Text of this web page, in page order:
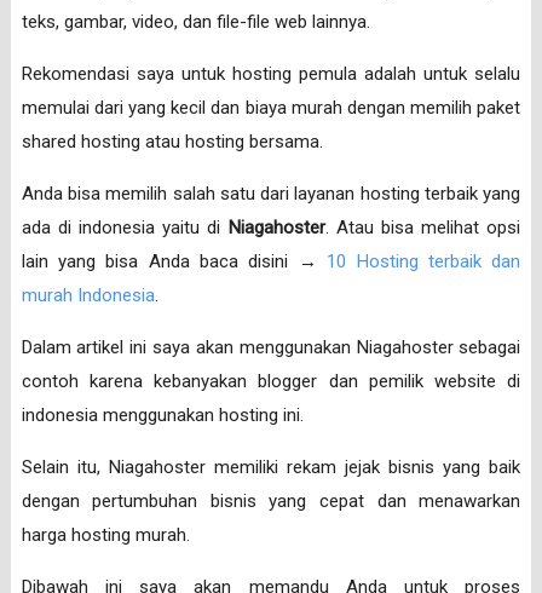
teks, gambar, video, dan file-file web lainnya.
Rekomendasi saya untuk hosting pemula adalah untuk selalu
memulai dari yang kecil dan biaya murah dengan memilih paket
shared hosting atau hosting bersama.
Anda bisa memilih salah satu dari layanan hosting terbaik yang
ada di indonesia yaitu di Niagahoster. Atau bisa melihat opsi
lain yang bisa Anda baca disini → 10 Hosting terbaik dan
murah Indonesia.
Dalam artikel ini saya akan menggunakan Niagahoster sebagai
contoh karena kebanyakan blogger dan pemilik website di
indonesia menggunakan hosting ini.
Selain itu, Niagahoster memiliki rekam jejak bisnis yang baik
dengan pertumbuhan bisnis yang cepat dan menawarkan
harga hosting murah.
Dibawah ini saya akan memandu Anda untuk proses